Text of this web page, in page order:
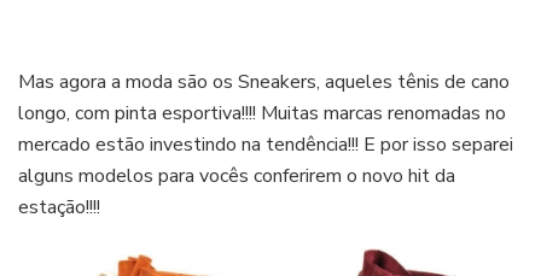
Mas agora a moda são os Sneakers, aqueles tênis de cano
longo, com pinta esportiva!!!! Muitas marcas renomadas no
mercado estão investindo na tendência!!! E por isso separei
alguns modelos para vocês conferirem o novo hit da
estação!!!!